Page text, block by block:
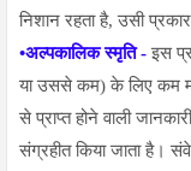
निशान रहता है, उसी
•अल्पकालिक स्मृति -इस
या उससे कम) के लिए कम
से प्राप्त होने वाली
संग्रहीत किया जाता है।